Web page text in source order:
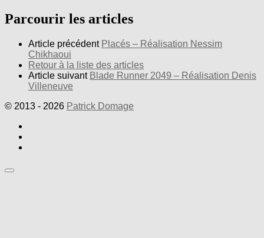
Parcourir les articles
Article précédent Placés – Réalisation Nessim
Chikhaoui
Retour à la liste des articles
Article suivant Blade Runner 2049 – Réalisation Denis
Villeneuve
© 2013 - 2026 Patrick Domage